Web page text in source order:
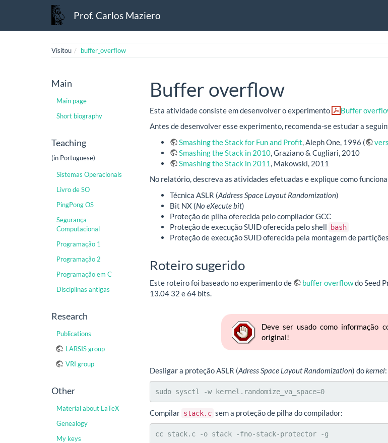
Prof. Carlos Maziero
Visitou buffer_overflow
Main
Main page
Short biography
Teaching
(in Portuguese)
Sistemas Operacionais
Livro de SO
PingPong OS
Segurança
Computacional
Programação 1
Programação 2
Programação em C
Disciplinas antigas
Research
Publications
LARSIS group
VRI group
Other
Material about LaTeX
Genealogy
My keys
Buffer overflow
Esta atividade consiste em desenvolver o experimento Buffer
Antes de desenvolver esse experimento, recomenda-se estudar a
Smashing the Stack for Fun and Profit , Aleph One, 1996 (
Smashing the Stack in 2010 , Graziano & Cugliari, 2010
Smashing the Stack in 2011 , Makowski, 2011
No relatório, descreva as atividades efetuadas e explique como
Técnica ASLR (Address Space Layout Randomization)
Bit NX (No eXecute bit)
Proteção de pilha oferecida pelo compilador GCC
Proteção de execução SUID oferecida pelo shell bash
Proteção de execução SUID oferecida pela montagem de
Roteiro sugerido
Este roteiro foi baseado no experimento de buffer overflowdo Seed
13.04 32 e 64 bits.
Deve ser usado como informação
original!
Desligar a proteção ASLR (Adress Space Layout Randomization) dokernel:
sudo sysctl -w kernel.randomize_va_space=0
Compilar stack.c sem a proteção de pilha do compilador:
cc stack.c -o stack -fno-stack-protector -g